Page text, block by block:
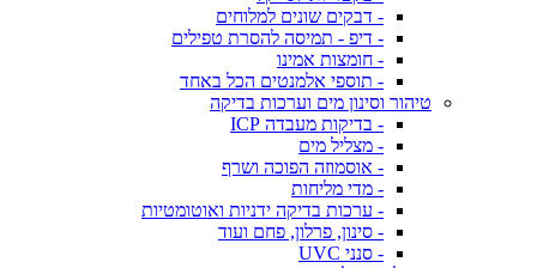
- דבקים שונים למלוחים
- דיפ - תמיסה להסרת טפילים
- חומצות אמינו
- תוספי אלמנטים הכל באחד
טיהור וסינון מים וערכות בדיקה
- בדיקות מעבדה ICP
- מצליל מים
- אוסמוזה הפוכה ושרף
- מדי מליחות
- ערכות בדיקה ידניות ואוטומטיות
- סינון, פרלון, פחם ועוד
- סנני UVC